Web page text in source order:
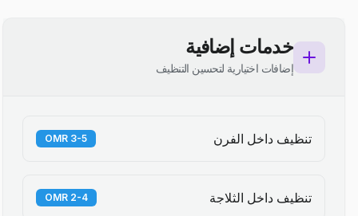
خدمات إضافية
إضافات اختيارية لتحسين التنظيف
تنظيف داخل الفرن 3-5 OMR
تنظيف داخل الثلاجة 2-4 OMR